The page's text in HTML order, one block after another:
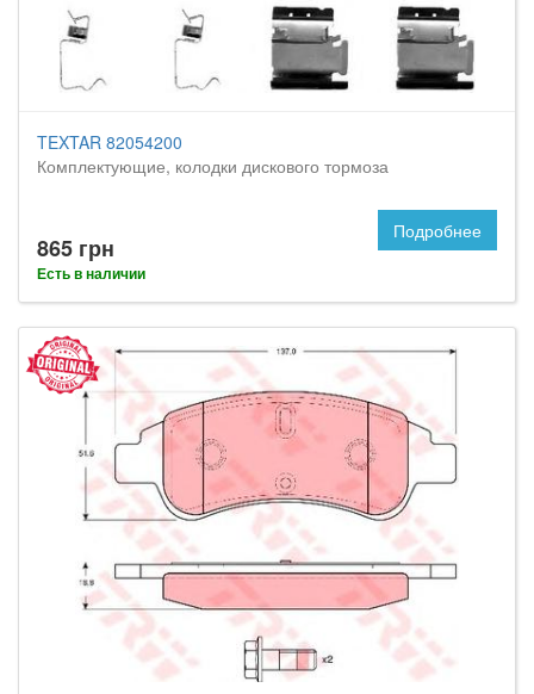
TEXTAR 82054200
Комплектующие, колодки дискового тормоза
865 грн
Есть в наличии
Подробнее